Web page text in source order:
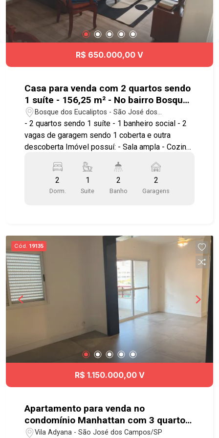
fácil à Avenida Cassiano Ricardo, Via Oeste, Anel
Viário e Rodovia Presidente Dutra,
proporcionando deslocamento rápido para todas
as regiões de São José dos Campos. Agende já
#aptovenda #aptovendaSJC
R$ 650.000,00 V
Casa para venda com 2 quartos sendo
1 suíte - 156,25 m² - No bairro Bosque
dos Eucaliptos - SJC
Bosque dos Eucaliptos - São José dos
Campos/SP
- 2 quartos sendo 1 suíte - 1 banheiro social - 2
vagas de garagem sendo 1 coberta e outra
descoberta Imóvel possuí: - Sala ampla - Cozinha
automático Próxima à ponto de ônibus, Paróquia
Coração de Jesus, Padaria da árvore, Condomínio
quinta das flores, supermercado, escolas, praças,
#geraçãoimóveis #imobiliaria #aceitapet
2
Dorm.
1
Suite
2
Banho
2
Garagens
Cód. 19135
R$ 1.150.000,00 V
Apartamento para venda no
condomínio Manhattan com 3 quartos
sendo 1 suíte - 130,71m² - No bairro
Vila Adyana - São José dos Campos/SP